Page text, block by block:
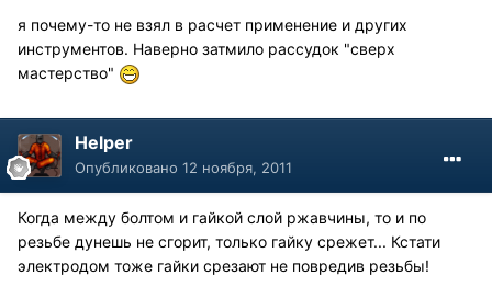
я почему-то не взял в расчет применение и других
инструментов. Наверно затмило рассудок "сверх
мастерство"
Helper
Опубликовано 12 ноября, 2011
Когда между болтом и гайкой слой ржавчины, то и по
резьбе дунешь не сгорит, только гайку срежет... Кстати
электродом тоже гайки срезают не повредив резьбы!